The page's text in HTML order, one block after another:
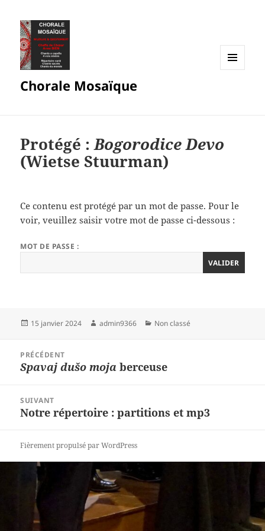
Chorale Mosaïque
Protégé :Bogorodice Devo
(Wietse Stuurman)
Ce contenu est protégé par un mot de passe. Pour le
voir, veuillez saisir votre mot de passe ci-dessous :
MOT DE PASSE :
Publié
15 janvier 2024 Auteur
admin9366 Catégories
Non classé
l’article
PRÉCÉDENT
Article
Spavaj dušo moja berceuse
SUIVANT
Article
Notre répertoire : partitions et mp3
Fièrement propulsé par WordPress